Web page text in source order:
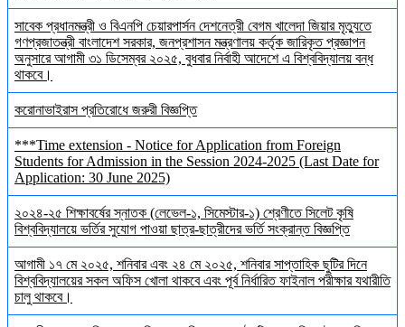
সাবেক প্রধানমন্ত্রী ও বিএনপি চেয়ারপার্সন দেশনেত্রী বেগম খালেদা জিয়ার মৃত্যুতে
গণপ্রজাতন্ত্রী বাংলাদেশ সরকার, জনপ্রশাসন মন্ত্রণালয় কর্তৃক জারিকৃত প্রজ্ঞাপন
অনুসারে আগামী ৩১ ডিসেম্বর ২০২৫, বুধবার নির্বাহী আদেশে এ বিশ্ববিদ্যালয় বন্ধ
থাকবে।
করোনাভাইরাস প্রতিরোধে জরুরী বিজ্ঞপ্তি
***Time extension - Notice for Application from Foreign
Students for Admission in the Session 2024-2025 (Last Date for
Application: 30 June 2025)
২০২৪-২৫ শিক্ষাবর্ষের স্নাতক (লেভেল-১, সিমেস্টার-১) শ্রেণীতে সিলেট কৃষি
বিশ্ববিদ্যালয়ে ভর্তির সুযোগ পাওয়া ছাত্র-ছাত্রীদের ভর্তি সংক্রান্ত বিজ্ঞপ্তি
আগামী ১৭ মে ২০২৫, শনিবার এবং ২৪ মে ২০২৫, শনিবার সাপ্তাহিক ছুটির দিনে
বিশ্ববিদ্যালয়ের সকল অফিস খোলা থাকবে এবং পূর্ব নির্ধারিত ফাইনাল পরীক্ষার যথারীতি
চালু থাকবে।